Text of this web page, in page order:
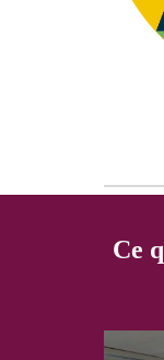
Ce